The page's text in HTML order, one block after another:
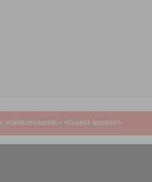
stadsmuseum • <Guest access>